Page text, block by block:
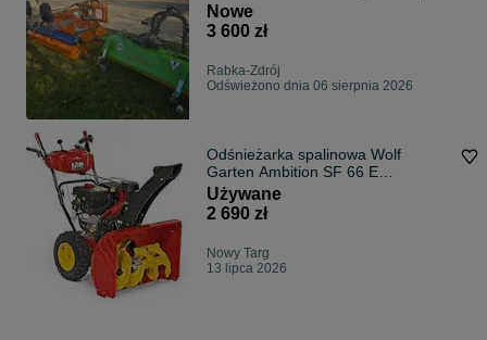
Nowe
3 600 zł
Rabka-Zdrój
Odświeżono dnia 06 sierpnia 2026
Odśnieżarka spalinowa Wolf
Garten Ambition SF 66 E
zamiatarka jak nowa
Używane
2 690 zł
Nowy Targ
13 lipca 2026